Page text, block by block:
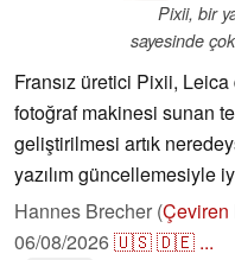
Pixii, bir
sayesinde
Fransız üretici Pixii,
fotoğraf makinesi sunan
geliştirilmesi artık
yazılım güncellemesiyle
Hannes Brecher (Çeviren
06/08/2026🇺🇸🇩🇪 ...